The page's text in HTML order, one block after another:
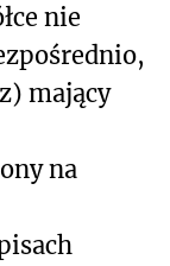
nie
mający
na